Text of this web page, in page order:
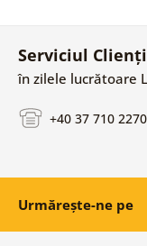
Serviciul Clienți
în zilele lucrătoare
+40 37 710 2270
Urmărește-ne pe